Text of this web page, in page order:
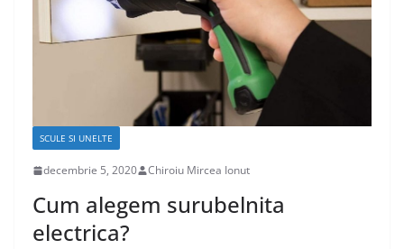
SCULE SI UNELTE
decembrie 5, 2020 Chiroiu Mircea Ionut
Cum alegem surubelnita
electrica?